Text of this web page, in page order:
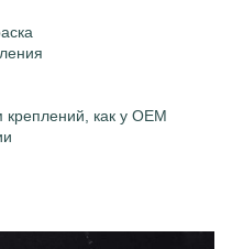
как у OEM